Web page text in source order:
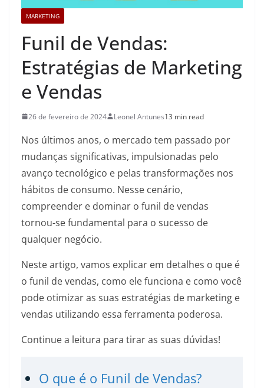
MARKETING
Funil de Vendas:
Estratégias de Marketing
e Vendas
26 de fevereiro de 2024 Leonel Antunes13 min read
Nos últimos anos, o mercado tem passado por
mudanças significativas, impulsionadas pelo
avanço tecnológico e pelas transformações nos
hábitos de consumo. Nesse cenário,
compreender e dominar o funil de vendas
tornou-se fundamental para o sucesso de
qualquer negócio.
Neste artigo, vamos explicar em detalhes o que é
o funil de vendas, como ele funciona e como você
pode otimizar as suas estratégias de marketing e
vendas utilizando essa ferramenta poderosa.
Continue a leitura para tirar as suas dúvidas!
O que é o Funil de Vendas?